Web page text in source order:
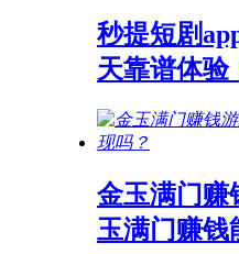
秒提短剧
天靠谱体验
金玉满门赚
玉满门赚钱